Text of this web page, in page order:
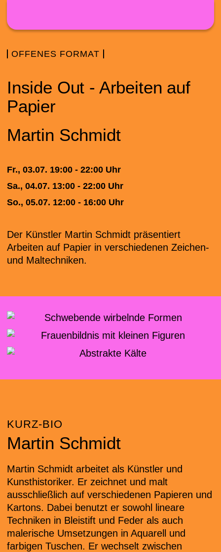
OFFENES FORMAT
Inside Out - Arbeiten auf
Papier
Martin Schmidt
Fr., 03.07. 19:00 - 22:00 Uhr
Sa., 04.07. 13:00 - 22:00 Uhr
So., 05.07. 12:00 - 16:00 Uhr
Der Künstler Martin Schmidt präsentiert
Arbeiten auf Papier in verschiedenen Zeichen-
und Maltechniken.
KURZ-BIO
Martin Schmidt
Martin Schmidt arbeitet als Künstler und
Kunsthistoriker. Er zeichnet und malt
ausschließlich auf verschiedenen Papieren und
Kartons. Dabei benutzt er sowohl lineare
Techniken in Bleistift und Feder als auch
malerische Umsetzungen in Aquarell und
farbigen Tuschen. Er wechselt zwischen